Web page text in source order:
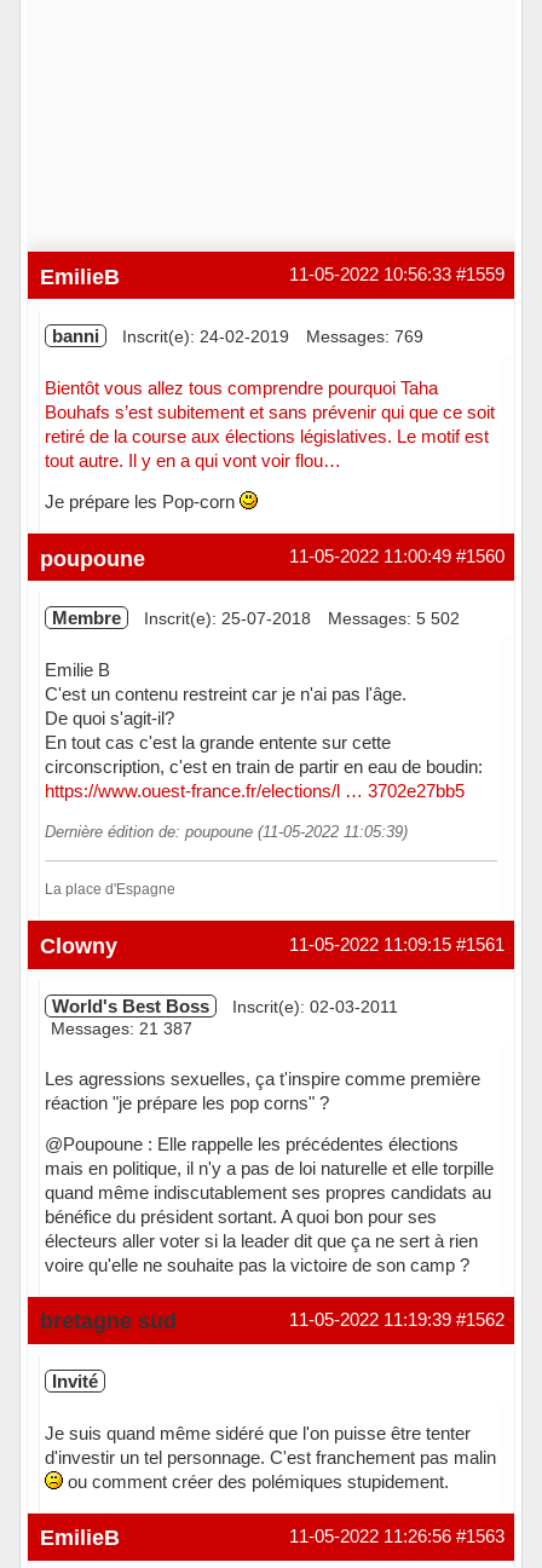
#1559
11-05-2022 10:56:33
EmilieB
banni Inscrit(e): 24-02-2019 Messages: 769
Bientôt vous allez tous comprendre pourquoi Taha
Bouhafs s’est subitement et sans prévenir qui que ce soit
retiré de la course aux élections législatives. Le motif est
tout autre. Il y en a qui vont voir flou…
Je prépare les Pop-corn
Hors ligne #1560
11-05-2022 11:00:49
poupoune
Membre Inscrit(e): 25-07-2018 Messages: 5 502
Emilie B
C'est un contenu restreint car je n'ai pas l'âge.
De quoi s'agit-il?
En tout cas c'est la grande entente sur cette
circonscription, c'est en train de partir en eau de boudin:
https://www.ouest-france.fr/elections/l … 3702e27bb5
Dernière édition de: poupoune (11-05-2022 11:05:39)
La place d'Espagne
Hors ligne #1561
11-05-2022 11:09:15
Clowny
World's Best Boss
Inscrit(e): 02-03-2011
Messages: 21 387
Les agressions sexuelles, ça t'inspire comme première
réaction "je prépare les pop corns" ?
@Poupoune : Elle rappelle les précédentes élections
mais en politique, il n'y a pas de loi naturelle et elle torpille
quand même indiscutablement ses propres candidats au
bénéfice du président sortant. A quoi bon pour ses
électeurs aller voter si la leader dit que ça ne sert à rien
voire qu'elle ne souhaite pas la victoire de son camp ?
Hors ligne #1562
11-05-2022 11:19:39
bretagne sud
Invité
Je suis quand même sidéré que l'on puisse être tenter
d'investir un tel personnage. C'est franchement pas malin
ou comment créer des polémiques stupidement.
#1563
11-05-2022 11:26:56
EmilieB